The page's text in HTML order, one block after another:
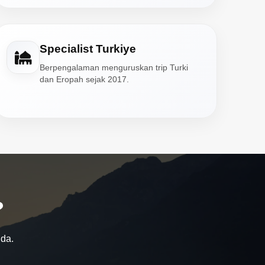
Specialist Turkiye
Berpengalaman menguruskan trip Turki
dan Eropah sejak 2017.